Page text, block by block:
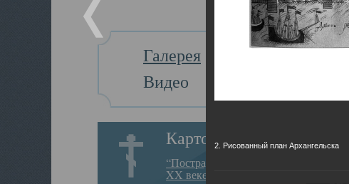
Галерея
Видео
Картотека
“Пострадавшие за веру в
XX веке на Севере”
2. Рисованный план Архангельска